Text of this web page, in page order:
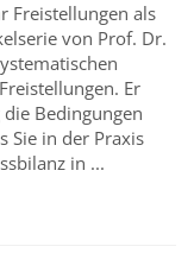
Freistellungen als
von Prof. Dr.
Er
Bedingungen
Sie in der Praxis
in ...